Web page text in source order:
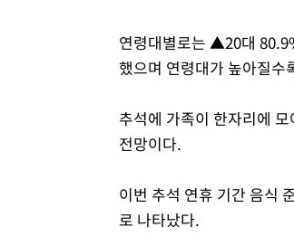
연령대별로는 ▲20대
했으며 연령대가 높아질수
추석에 가족이 한자리에
전망이다.
이번 추석 연휴 기간 음식
로 나타났다.